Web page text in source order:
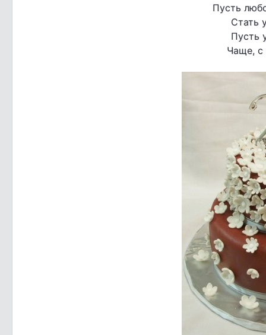
Пусть
Стать
Пусть
Чаще, с